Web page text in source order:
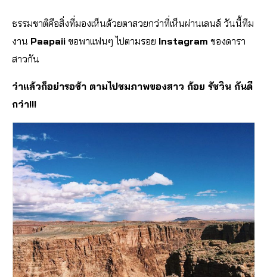
ธรรมชาติคือสิ่งที่มองเห็นด้วยตาสวยกว่าที่เห็นผ่านเลนส์ วันนี้ทีม
งาน Paapaii ขอพาแฟนๆ ไปตามรอย Instagram ของดารา
สาวกัน
ว่าแล้วก็อย่ารอช้า ตามไปชมภาพของสาว ก้อย รัชวิน กันดี
กว่า!!!